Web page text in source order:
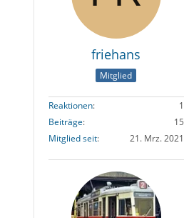
friehans
Mitglied
Reaktionen
1
Beiträge
15
Mitglied seit
21. Mrz. 2021